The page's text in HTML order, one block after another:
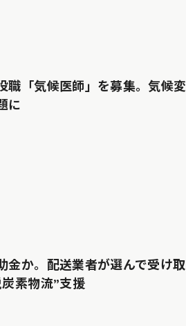
職「気候医師」を募集。気候変
に
金か。配送業者が選んで受け取
素物流”支援